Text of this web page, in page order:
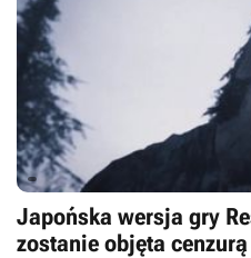
Japońska wersja gry
zostanie objęta cenzurą